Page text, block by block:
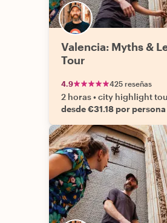
Valencia: Myths &
Tour
4.9 425 reseñas
2 horas•city highlight
desde €31.18 por persona